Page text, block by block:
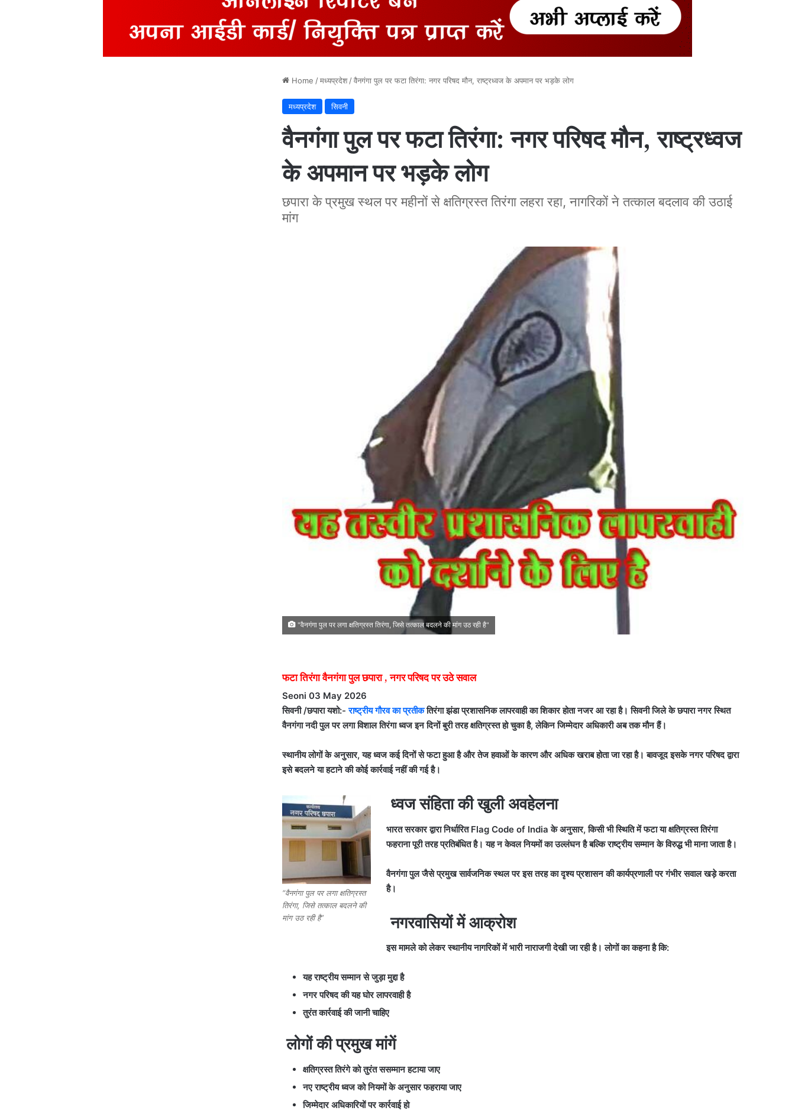
Home /मध्यप्रदेश /वैनगंगा पुल पर फटा तिरंगा: नगर परिषद मौन, राष्ट्रध्वज के अपमान पर भड़के लोग
मध्यप्रदेश सिवनी
वैनगंगा पुल पर फटा तिरंगा: नगर परिषद मौन, राष्ट्रध्वज
के अपमान पर भड़के लोग
छपारा के प्रमुख स्थल पर महीनों से क्षतिग्रस्त तिरंगा लहरा रहा, नागरिकों ने तत्काल बदलाव की उठाई
मांग
"वैनगंगा पुल पर लगा क्षतिग्रस्त तिरंगा, जिसे तत्काल बदलने की मांग उठ रही है"
फटा तिरंगा वैनगंगा पुल छपारा , नगर परिषद पर उठे सवाल
Seoni 03 May 2026
सिवनी /छपारा यशो:-राष्ट्रीय गौरव का प्रतीकतिरंगा झंडा प्रशासनिक लापरवाही का शिकार होता नजर आ रहा है। सिवनी जिले के छपारा नगर स्थित
वैनगंगा नदी पुल पर लगा विशाल तिरंगा ध्वज इन दिनों बुरी तरह क्षतिग्रस्त हो चुका है, लेकिन जिम्मेदार अधिकारी अब तक मौन हैं।
स्थानीय लोगों के अनुसार, यह ध्वज कई दिनों से फटा हुआ है और तेज हवाओं के कारण और अधिक खराब होता जा रहा है। बावजूद इसके नगर परिषद द्वारा
इसे बदलने या हटाने की कोई कार्रवाई नहीं की गई है।
“वैनगंगा पुल पर लगा क्षतिग्रस्त
तिरंगा, जिसे तत्काल बदलने की
मांग उठ रही है”
ध्वज संहिता की खुली अवहेलना
भारत सरकार द्वारा निर्धारित Flag Code of India के अनुसार, किसी भी स्थिति में फटा या क्षतिग्रस्त तिरंगा
फहराना पूरी तरह प्रतिबंधित है। यह न केवल नियमों का उल्लंघन है बल्कि राष्ट्रीय सम्मान के विरुद्ध भी माना जाता है।
वैनगंगा पुल जैसे प्रमुख सार्वजनिक स्थल पर इस तरह का दृश्य प्रशासन की कार्यप्रणाली पर गंभीर सवाल खड़े करता
है।
नगरवासियों में आक्रोश
इस मामले को लेकर स्थानीय नागरिकों में भारी नाराजगी देखी जा रही है। लोगों का कहना है कि:
यह राष्ट्रीय सम्मान से जुड़ा मुद्दा है
नगर परिषद की यह घोर लापरवाही है
तुरंत कार्रवाई की जानी चाहिए
लोगों की प्रमुख मांगें
क्षतिग्रस्त तिरंगे को तुरंत ससम्मान हटाया जाए
नए राष्ट्रीय ध्वज को नियमों के अनुसार फहराया जाए
जिम्मेदार अधिकारियों पर कार्रवाई हो